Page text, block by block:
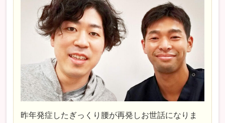
昨年発症したぎっくり腰が再発しお世話になりま